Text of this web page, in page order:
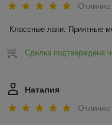
Отлично
Классные лаки. Приятные
Сделка подтверждена
Наталия
Отлично